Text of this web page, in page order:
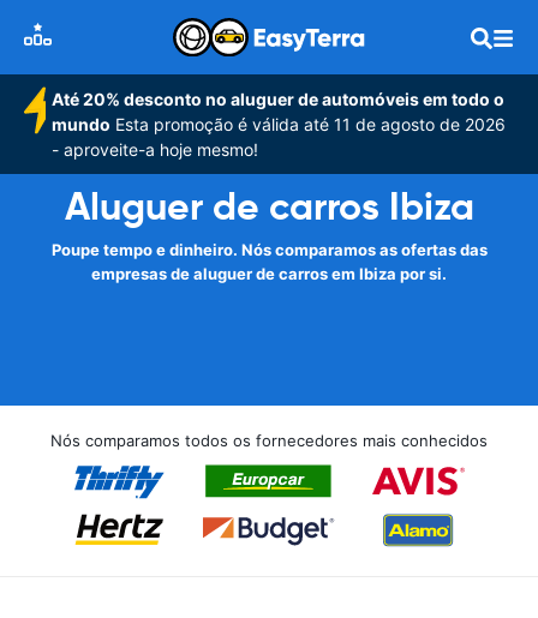
Até 20% desconto no aluguer de automóveis em todo o
mundo Esta promoção é válida até 11 de agosto de 2026
- aproveite-a hoje mesmo!
Aluguer de carros Ibiza
Poupe tempo e dinheiro. Nós comparamos as ofertas das
empresas de aluguer de carros em Ibiza por si.
Nós comparamos todos os fornecedores mais conhecidos